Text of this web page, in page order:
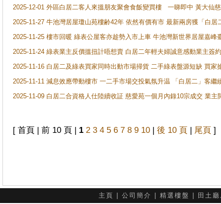
2025-12-01 外區白居二客人來搵朋友聚會食飯變買樓 一睇即中 黃大仙
2025-11-27 牛池灣居屋瓊山苑樓齢42年 依然有價有市 最新兩房獲「白居
2025-11-25 樓市回暖 綠表公屋客亦趁勢入市上車 牛池灣新世界居屋嘉峰
2025-11-24 綠表業主反價搵扭計唔想賣 白居二年輕夫婦誠意感動業主簽
2025-11-16 白居二及綠表買家同時出動市場掃貨 二手綠表盤源短缺 買
2025-11-11 減息效應帶動樓市 一二手市場交投氣氛升温 「白居二」客
2025-11-09 白居二合資格人仕陸續收証 慈愛苑一個月內錄10宗成交 業
[ 首頁 | 前 10 頁 | 1 2 3 4 5 6 7 8 9 10 | 後 10 頁 | 尾頁 ]
主頁 公司簡介 精選樓盤 田土